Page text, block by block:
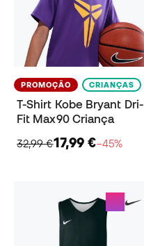
PROMOÇÃO CRIANÇAS
T-Shirt Kobe Bryant Dri-
Fit Max90 Criança
32,99 €17,99 €−45%